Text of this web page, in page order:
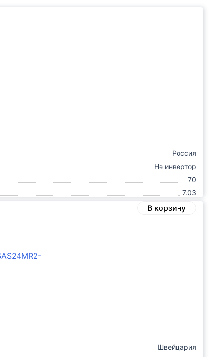
Россия
Не инвертор
70
7.03
В корзину
Швейцария